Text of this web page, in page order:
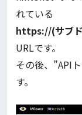
れている
https://(サブ
URLです。
その後、”API
す。